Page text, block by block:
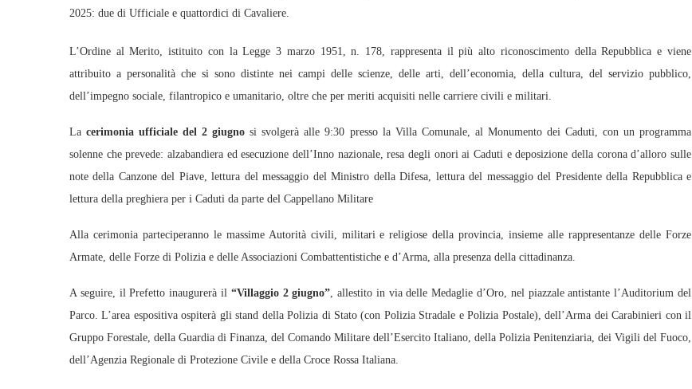
2025: due di Ufficiale e quattordici di Cavaliere.
L’Ordine al Merito, istituito con la Legge 3 marzo 1951, n. 178, rappresenta il più alto riconoscimento della Repubblica e viene
attribuito a personalità che si sono distinte nei campi delle scienze, delle arti, dell’economia, della cultura, del servizio pubblico,
dell’impegno sociale, filantropico e umanitario, oltre che per meriti acquisiti nelle carriere civili e militari.
Lacerimonia ufficiale del 2 giugno si svolgerà alle 9:30 presso la Villa Comunale, al Monumento dei Caduti, con un programma
solenne che prevede: alzabandiera ed esecuzione dell’Inno nazionale, resa degli onori ai Caduti e deposizione della corona d’alloro sulle
note della Canzone del Piave, lettura del messaggio del Ministro della Difesa, lettura del messaggio del Presidente della Repubblica e
lettura della preghiera per i Caduti da parte del Cappellano Militare
Alla cerimonia parteciperanno le massime Autorità civili, militari e religiose della provincia, insieme alle rappresentanze delle Forze
Armate, delle Forze di Polizia e delle Associazioni Combattentistiche e d’Arma, alla presenza della cittadinanza.
A seguire, il Prefetto inaugurerà il“Villaggio 2 giugno”, allestito in via delle Medaglie d’Oro, nel piazzale antistante l’Auditorium del
Parco. L’area espositiva ospiterà gli stand della Polizia di Stato (con Polizia Stradale e Polizia Postale), dell’Arma dei Carabinieri con il
Gruppo Forestale, della Guardia di Finanza, del Comando Militare dell’Esercito Italiano, della Polizia Penitenziaria, dei Vigili del Fuoco,
dell’Agenzia Regionale di Protezione Civile e della Croce Rossa Italiana.